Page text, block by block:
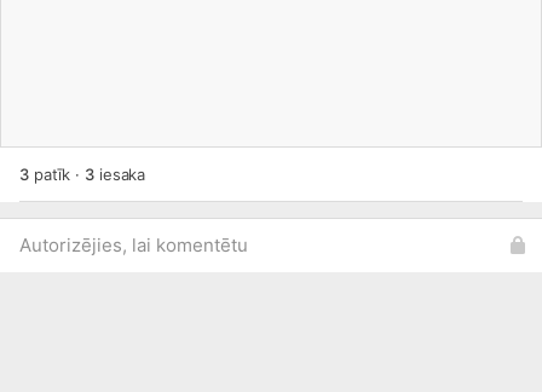
3patīk · 3iesaka
Autorizējies, lai komentētu